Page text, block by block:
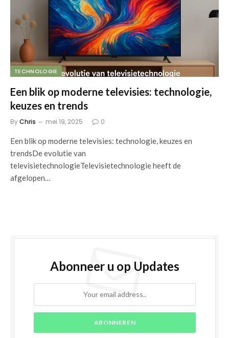
TECHNOLOGIE
Een blik op moderne televisies: technologie,
keuzes en trends
ByChris mei 19, 2025 0
Een blik op moderne televisies: technologie, keuzes en
trendsDe evolutie van
televisietechnologieTelevisietechnologie heeft de
afgelopen…
Abonneer u op Updates